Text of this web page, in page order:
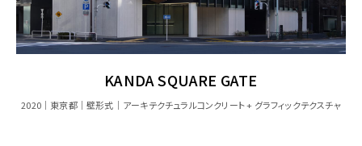
KANDA SQUARE GATE
2020 東京都 壁形式 アーキテクチュラルコンクリート + グラフィックテクスチャ